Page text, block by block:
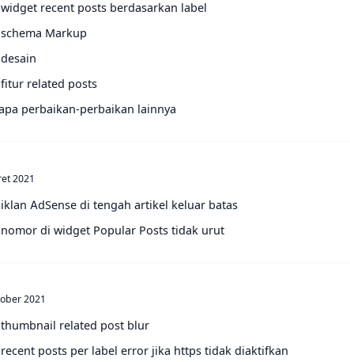
recent posts berdasarkan label
Markup
related posts
perbaikan-perbaikan lainnya
2021
AdSense di tengah artikel keluar batas
di widget Popular Posts tidak urut
2021
related post blur
posts per label error jika https tidak diaktifkan